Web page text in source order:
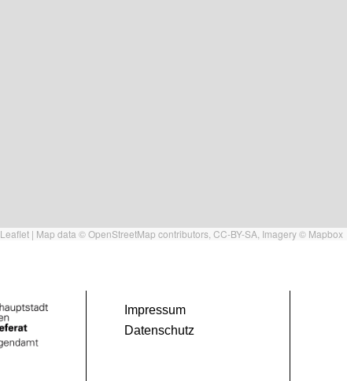
Leaflet | Map data ©OpenStreetMap contributors, CC-BY-SA , Imagery © Mapbox
Impressum
Datenschutz